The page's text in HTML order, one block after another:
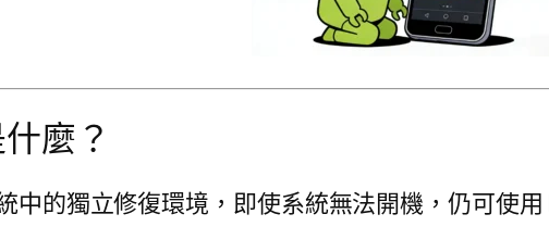
麼？
中的獨立修復環境，即使系統無法開機，仍可使用